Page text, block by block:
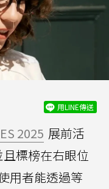
用LINE傳送
2025 展前活
且標榜在右眼位
用者能透過等